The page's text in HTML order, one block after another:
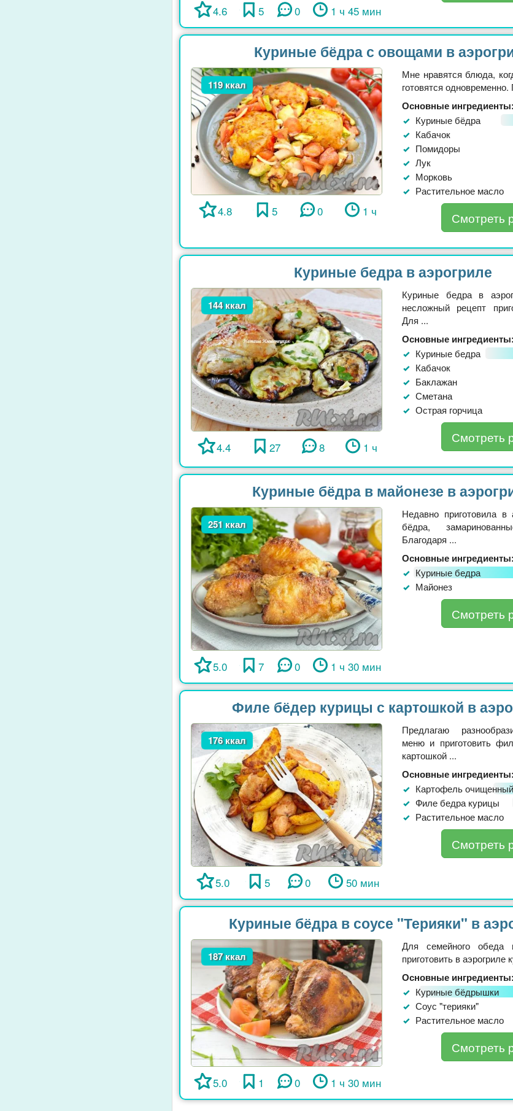
4.6 5 0 1 ч 45 мин
Куриные бёдра с овощами в
119 ккал
4.8 5 0 1 ч
Мне нравятся блюда,
готовятся
Основные ингредиенты:
Куриные бёдра
Кабачок
Помидоры
Лук
Морковь
Растительное масло
Смотреть
Куриные бедра в аэрогриле
144 ккал
4.4 27 8 1 ч
Куриные бедра в
несложный рецепт
Для ...
Основные ингредиенты:
Куриные бедра
Кабачок
Баклажан
Сметана
Острая горчица
Смотреть
Куриные бёдра в майонезе в
251 ккал
5.0 7 0 1 ч 30 мин
Недавно приготовила в
бёдра,
Благодаря ...
Основные ингредиенты:
Куриные бедра
Майонез
Смотреть
Филе бёдер курицы с картошкой в
176 ккал
5.0 5 0 50 мин
Предлагаю
меню и приготовить
картошкой ...
Основные ингредиенты:
Картофель очищенный
Филе бедра курицы
Растительное масло
Смотреть
Куриные бёдра в соусе "Терияки" в
187 ккал
5.0 1 0 1 ч 30 мин
Для семейного
приготовить в аэрогриле
Основные ингредиенты:
Куриные бёдрышки
Соус "терияки"
Растительное масло
Смотреть